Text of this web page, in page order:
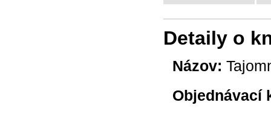
Detaily o
Názov:
Objednávací